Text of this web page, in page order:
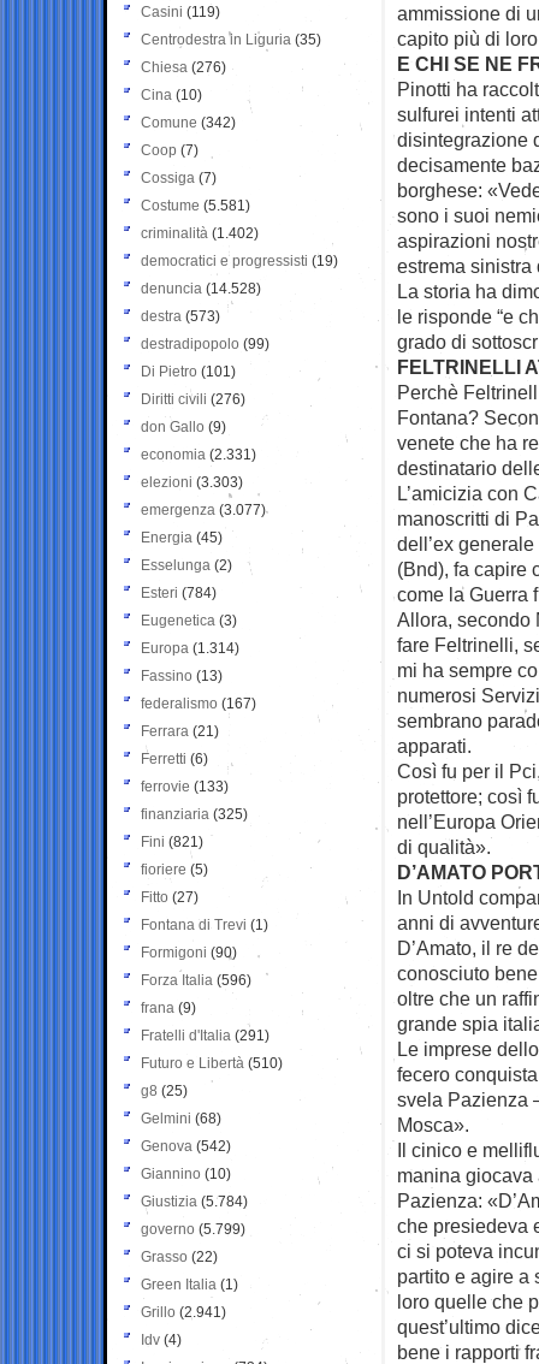
ammissione di
capito più di
E CHI SE NE
Pinotti ha
sulfurei intenti
disintegrazione
decisamente
borghese:
sono i suoi
aspirazioni
estrema sinistra
La storia ha
le risponde “e
grado di
FELTRINELLI
Perchè
Fontana?
venete che ha
destinatario
L’amicizia con
manoscritti di
dell’ex
(Bnd), fa capire
come la Guerra
Allora, secondo
fare Feltrinelli,
mi ha sempre
numerosi
sembrano
apparati.
Così fu per il
protettore; così
nell’Europa
di qualità».
D’AMATO
In Untold
anni di
D’Amato, il re
conosciuto
oltre che un
grande spia
Le imprese
fecero
svela Pazienza
Mosca».
Il cinico e
manina giocava
Pazienza:
che presiedeva
ci si poteva
partito e agire a
loro quelle che
quest’ultimo
bene i rapporti
Casini (119)
Centrodestra in Liguria (35)
Chiesa (276)
Cina (10)
Comune (342)
Coop (7)
Cossiga (7)
Costume (5.581)
criminalità (1.402)
democratici e progressisti (19)
denuncia (14.528)
destra (573)
destradipopolo (99)
Di Pietro (101)
Diritti civili (276)
don Gallo (9)
economia (2.331)
elezioni (3.303)
emergenza (3.077)
Energia (45)
Esselunga (2)
Esteri (784)
Eugenetica (3)
Europa (1.314)
Fassino (13)
federalismo (167)
Ferrara (21)
Ferretti (6)
ferrovie (133)
finanziaria (325)
Fini (821)
fioriere (5)
Fitto (27)
Fontana di Trevi (1)
Formigoni (90)
Forza Italia (596)
frana (9)
Fratelli d'Italia (291)
Futuro e Libertà (510)
g8 (25)
Gelmini (68)
Genova (542)
Giannino (10)
Giustizia (5.784)
governo (5.799)
Grasso (22)
Green Italia (1)
Grillo (2.941)
Idv (4)